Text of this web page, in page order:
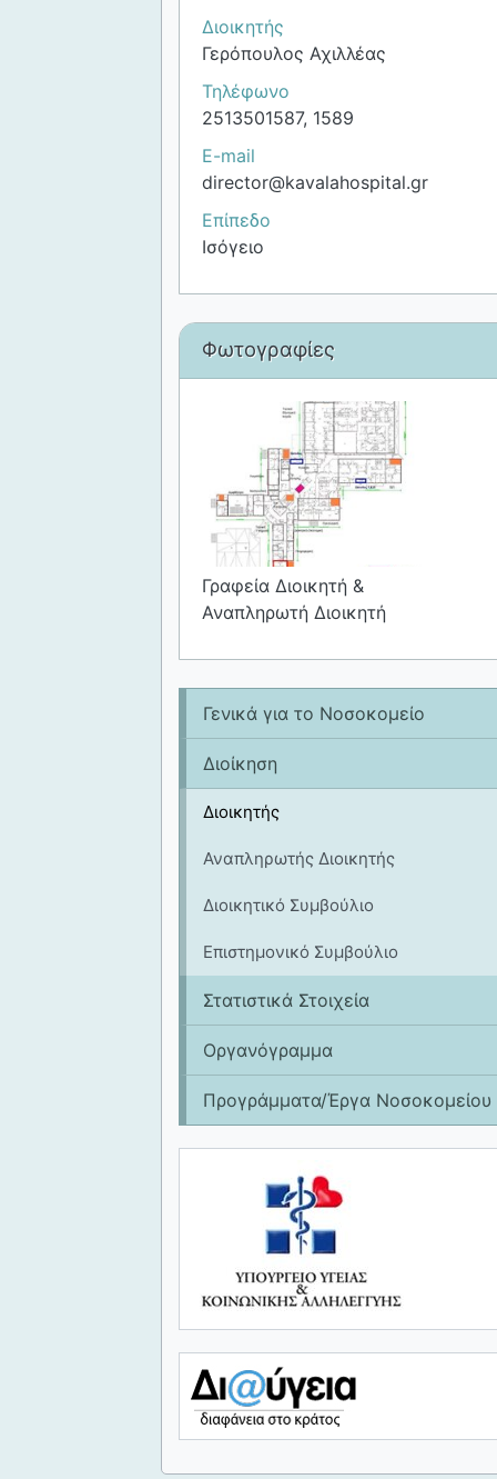
Γενικά για το Νοσοκομείο
Διοίκηση
Διοικητής
Αναπληρωτής Διοικητής
Διοικητικό Συμβούλιο
Επιστημονικό Συμβούλιο
Στατιστικά Στοιχεία
Οργανόγραμμα
Προγράμματα/Έργα Νοσοκομείου
Διοικητής
Γερόπουλος Αχιλλέας
Τηλέφωνο
2513501587, 1589
E-mail
director@kavalahospital.gr
Επίπεδο
Ισόγειο
Φωτογραφίες
Γραφεία Διοικητή &
Αναπληρωτή Διοικητή